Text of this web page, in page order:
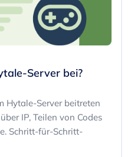
Server bei?
Hytale-Server beitreten
IP, Teilen von Codes
Schritt-für-Schritt-